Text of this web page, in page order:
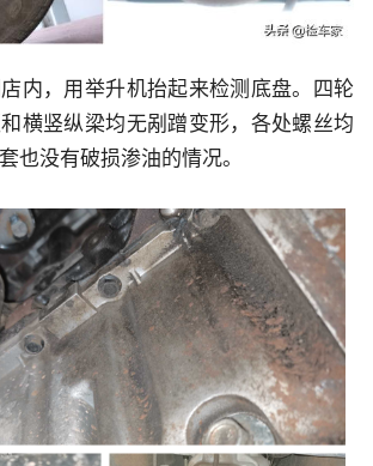
内，用举升机抬起来检测底盘。四轮
横竖纵梁均无剐蹭变形，各处螺丝均
也没有破损渗油的情况。